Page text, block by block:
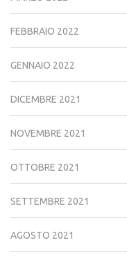
FEBBRAIO 2022
GENNAIO 2022
DICEMBRE 2021
NOVEMBRE 2021
OTTOBRE 2021
SETTEMBRE 2021
AGOSTO 2021